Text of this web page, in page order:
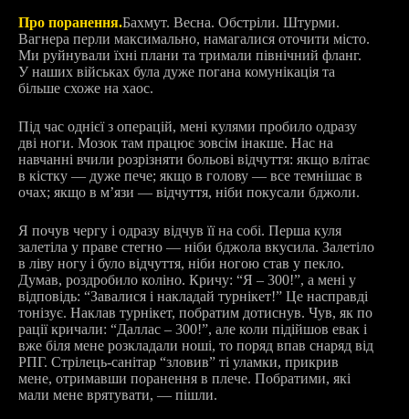
Про поранення.Бахмут. Весна. Обстріли. Штурми.
Вагнера перли максимально, намагалися оточити місто.
Ми руйнували їхні плани та тримали північний фланг.
У наших військах була дуже погана комунікація та
більше схоже на хаос.
Під час однієї з операцій, мені кулями пробило одразу
дві ноги. Мозок там працює зовсім інакше. Нас на
навчанні вчили розрізняти больові відчуття: якщо влітає
в кістку — дуже пече; якщо в голову — все темнішає в
очах; якщо в мʼязи — відчуття, ніби покусали бджоли.
Я почув чергу і одразу відчув її на собі. Перша куля
залетіла у праве стегно — ніби бджола вкусила. Залетіло
в ліву ногу і було відчуття, ніби ногою став у пекло.
Думав, роздробило коліно. Кричу: “Я – 300!”, а мені у
відповідь: “Завалися і накладай турнікет!” Це насправді
тонізує. Наклав турнікет, побратим дотиснув. Чув, як по
рації кричали: “Даллас – 300!”, але коли підійшов евак і
вже біля мене розкладали ноші, то поряд впав снаряд від
РПГ. Стрілець-санітар “зловив” ті уламки, прикрив
мене, отримавши поранення в плече. Побратими, які
мали мене врятувати, — пішли.